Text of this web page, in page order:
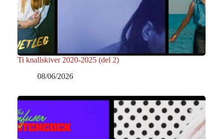
Ti knallskiver 2020-2025 (del 2)
08/06/2026